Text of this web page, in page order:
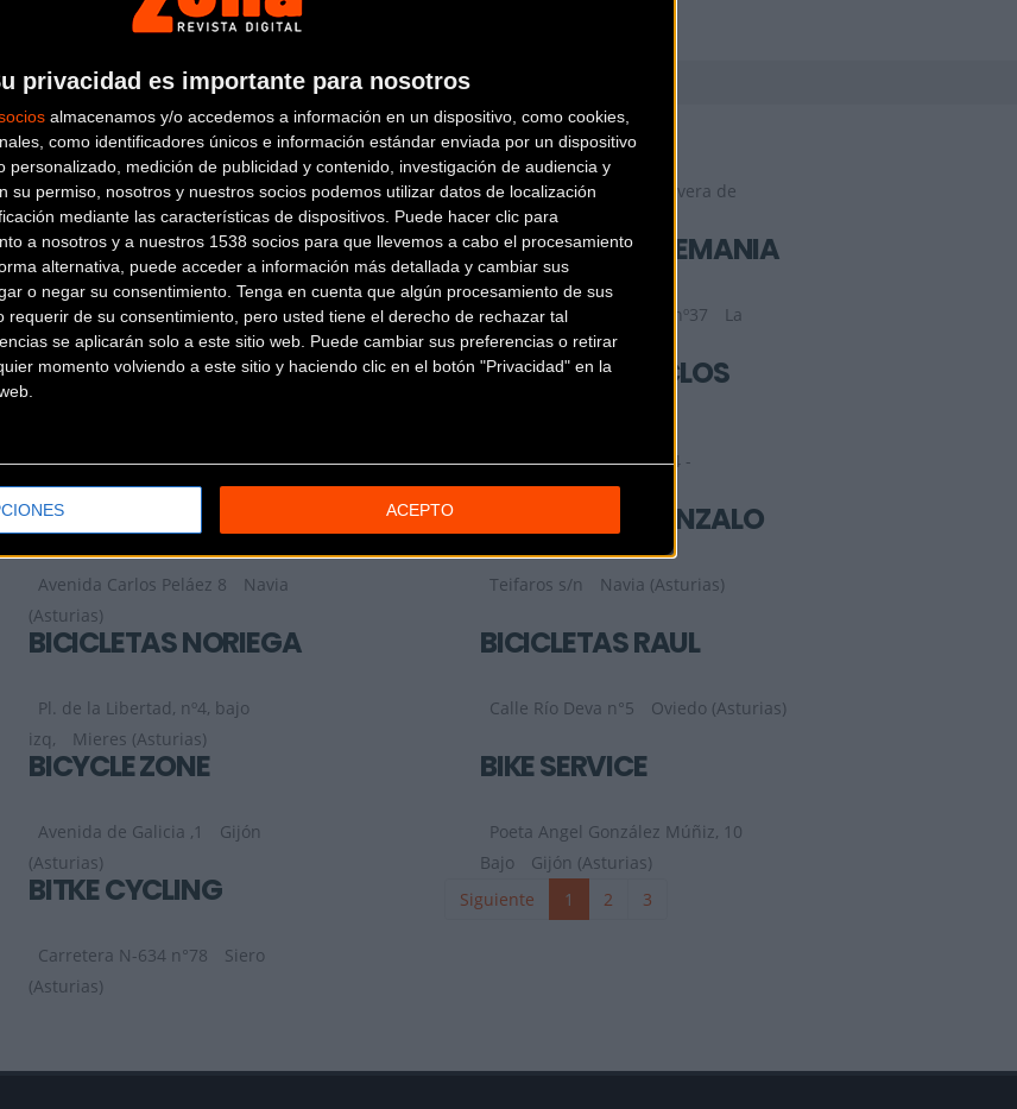
privacidad es importante para nosotros
almacenamos y/o accedemos a información en un dispositivo, como cookies,
como identificadores únicos e información estándar enviada por un dispositivo
personalizado, medición de publicidad y contenido, investigación de audiencia y
su permiso, nosotros y nuestros socios podemos utilizar datos de localización
mediante las características de dispositivos. Puede hacer clic para
a nosotros y a nuestros 1538 socios para que llevemos a cabo el procesamiento
alternativa, puede acceder a información más detallada y cambiar sus
o negar su consentimiento. Tenga en cuenta que algún procesamiento de sus
requerir de su consentimiento, pero usted tiene el derecho de rechazar tal
se aplicarán solo a este sitio web. Puede cambiar sus preferencias o retirar
momento volviendo a este sitio y haciendo clic en el botón "Privacidad" en la
ACEPTO
BICI OH
CARMEN, 2 GIJON (Asturias)
BICI3
C/ Estebanina Nº7
Corvera de
Asturias (Asturias)
BICICLETAS ABLANEDO
Avda de mejico,38 bajo
Mieres
(Asturias)
BICICLETAS BIKEMANIA
C/ Melquiades Alvarez nº37
La
Felguera (Asturias)
BICICLETAS CASTRO
(Asturias)
BICICLETAS CICLOS
Calle Ramón G. Valle, 34 -
bajo
Pravia (Asturias)
BICICLETAS EUREKA
Avenida Carlos Peláez 8
Navia
(Asturias)
BICICLETAS GONZALO
Teifaros s/n Navia (Asturias)
BICICLETAS NORIEGA
Pl. de la Libertad, nº4, bajo
izq,
Mieres (Asturias)
BICICLETAS RAÚL
Calle Río Deva n°5 Oviedo (Asturias)
BICYCLE ZONE
Avenida de Galicia ,1
Gijón
(Asturias)
BIKE SERVICE
Poeta Angel González Múñiz, 10
Bajo
Gijón (Asturias)
BITKE CYCLING
Carretera N-634 n°78
Siero
(Asturias)
Siguiente 1 2 3